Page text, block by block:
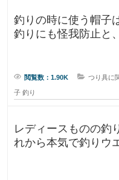
釣りの時に使う帽子
釣りにも怪我防止と
閲覧数：1.90K つり具に
子 釣り
レディースものの釣
れから本気で釣りウ